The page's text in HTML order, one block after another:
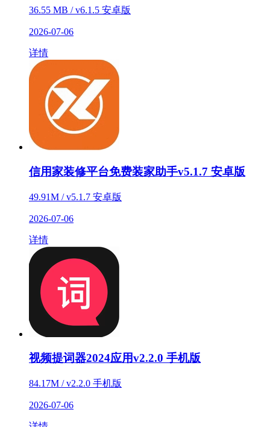
36.55 MB / v6.1.5 安卓版
2026-07-06
详情
信用家装修平台免费装家助手v5.1.7 安卓版
49.91M / v5.1.7 安卓版
2026-07-06
详情
视频提词器2024应用v2.2.0 手机版
84.17M / v2.2.0 手机版
2026-07-06